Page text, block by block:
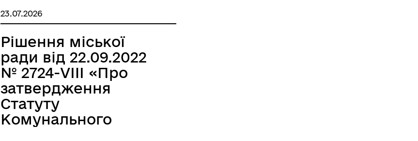
міської
територіальної
громади в
оперативне
управління КНП
«Роздільнянська
багатопрофільна
лікарня»
Роздільнянської
23.07.2026
Рішення міської
ради від 22.09.2022
№ 2724-VIII «Про
затвердження
Статуту
Комунального